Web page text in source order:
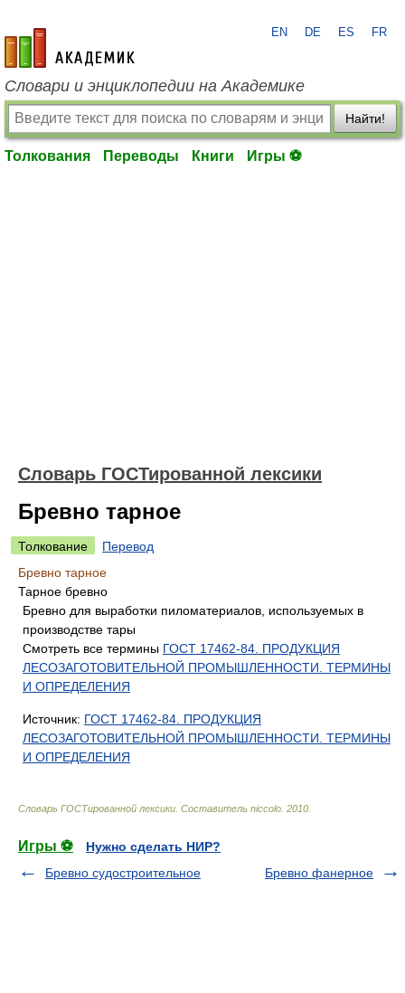
academic.ru
EN DE ES FR
Словари и энциклопедии на Академике
Найти!
Толкования Переводы Книги Игры ⚽
Словарь ГОСТированной лексики
Бревно тарное
Толкование
Перевод
Бревно тарное
Тарное бревно
Бревно для выработки пиломатериалов, используемых в
производстве тары
Смотреть все термины ГОСТ 17462-84. ПРОДУКЦИЯ
ЛЕСОЗАГОТОВИТЕЛЬНОЙ ПРОМЫШЛЕННОСТИ. ТЕРМИНЫ
И ОПРЕДЕЛЕНИЯ
Источник: ГОСТ 17462-84. ПРОДУКЦИЯ
ЛЕСОЗАГОТОВИТЕЛЬНОЙ ПРОМЫШЛЕННОСТИ. ТЕРМИНЫ
И ОПРЕДЕЛЕНИЯ
Словарь ГОСТированной лексики Составитель niccolo 2010
Игры ⚽
Нужно сделать НИР?
Бревно судостроительное
Бревно фанерное